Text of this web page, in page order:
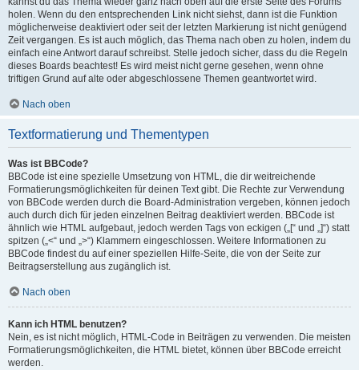
holen. Wenn du den entsprechenden Link nicht siehst, dann ist die Funktion
möglicherweise deaktiviert oder seit der letzten Markierung ist nicht genügend
Zeit vergangen. Es ist auch möglich, das Thema nach oben zu holen, indem du
einfach eine Antwort darauf schreibst. Stelle jedoch sicher, dass du die Regeln
dieses Boards beachtest! Es wird meist nicht gerne gesehen, wenn ohne
triftigen Grund auf alte oder abgeschlossene Themen geantwortet wird.
Nach oben
Textformatierung und Thementypen
Was ist BBCode?
BBCode ist eine spezielle Umsetzung von HTML, die dir weitreichende
Formatierungsmöglichkeiten für deinen Text gibt. Die Rechte zur Verwendung
von BBCode werden durch die Board-Administration vergeben, können jedoch
auch durch dich für jeden einzelnen Beitrag deaktiviert werden. BBCode ist
ähnlich wie HTML aufgebaut, jedoch werden Tags von eckigen („[“ und „]“) statt
spitzen („<“ und „>“) Klammern eingeschlossen. Weitere Informationen zu
BBCode findest du auf einer speziellen Hilfe-Seite, die von der Seite zur
Beitragserstellung aus zugänglich ist.
Nach oben
Kann ich HTML benutzen?
Nein, es ist nicht möglich, HTML-Code in Beiträgen zu verwenden. Die meisten
Formatierungsmöglichkeiten, die HTML bietet, können über BBCode erreicht
werden.